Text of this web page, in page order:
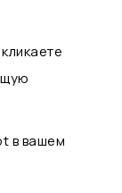
в вашем